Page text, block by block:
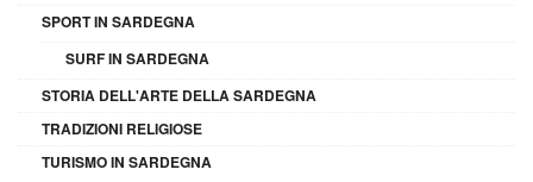
SPORT IN SARDEGNA
SURF IN SARDEGNA
STORIA DELL'ARTE DELLA SARDEGNA
TRADIZIONI RELIGIOSE
TURISMO IN SARDEGNA